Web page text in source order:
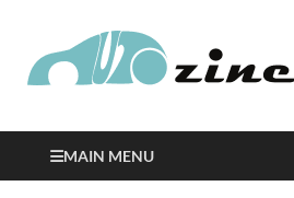
MAIN MENU